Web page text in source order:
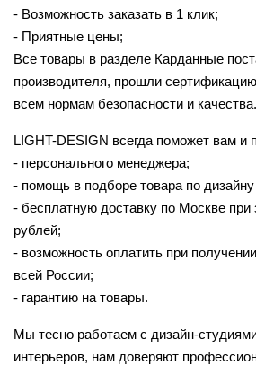
- Возможность заказать в 1 клик;
- Приятные цены;
Все товары в разделе Карданные
производителя, прошли
всем нормам безопасности и качества.
LIGHT-DESIGN всегда поможет вам и
- персонального менеджера;
- помощь в подборе товара по дизайну
- бесплатную доставку по Москве при
рублей;
- возможность оплатить при
всей России;
- гарантию на товары.
Мы тесно работаем с дизайн-
интерьеров, нам доверяют